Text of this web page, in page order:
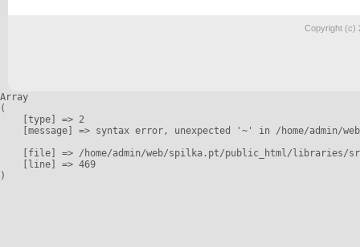
Copyright (c)
Array
(
    [type] => 2
[message] => syntax error, unexpected '~' in /home/admin/
[file] => /home/admin/web/spilka.pt/public_html/libraries/
    [line] => 469